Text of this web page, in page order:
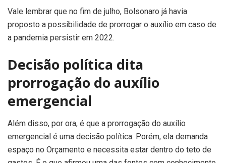
Vale lembrar que no fim de julho, Bolsonaro já havia
proposto a possibilidade de prorrogar o auxílio em caso de
a pandemia persistir em 2022.
Decisão política dita
prorrogação do auxílio
emergencial
Além disso, por ora, é que a prorrogação do auxílio
emergencial é uma decisão política. Porém, ela demanda
espaço no Orçamento e necessita estar dentro do teto de